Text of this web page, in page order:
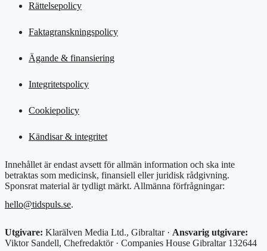
Rättelsepolicy
Faktagranskningspolicy
Ägande & finansiering
Integritetspolicy
Cookiepolicy
Kändisar & integritet
Innehållet är endast avsett för allmän information och ska inte
betraktas som medicinsk, finansiell eller juridisk rådgivning.
Sponsrat material är tydligt märkt. Allmänna förfrågningar:
hello@tidspuls.se.
Utgivare: Klarälven Media Ltd., Gibraltar · Ansvarig utgivare:
Viktor Sandell, Chefredaktör · Companies House Gibraltar 132644